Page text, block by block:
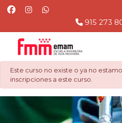
915 273
danger
Este curso no existe o ya no
inscripciones a este curso.